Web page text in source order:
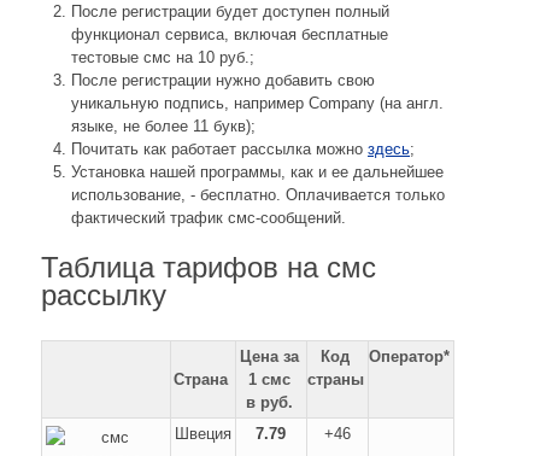
После регистрации будет доступен полный
функционал сервиса, включая бесплатные
тестовые смс на 10 руб.;
После регистрации нужно добавить свою
уникальную подпись, например Company (на англ.
языке, не более 11 букв);
Почитать как работает рассылка можноздесь;
Установка нашей программы, как и ее дальнейшее
использование, - бесплатно. Оплачивается только
фактический трафик смс-сообщений.
Таблица тарифов на смс
рассылку
Страна
Цена за
1 смс
в руб.
Код
страны
Оператор*
Швеция 7.79 +46